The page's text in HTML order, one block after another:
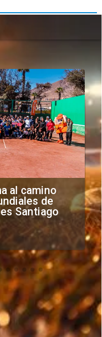
Sifup
situación